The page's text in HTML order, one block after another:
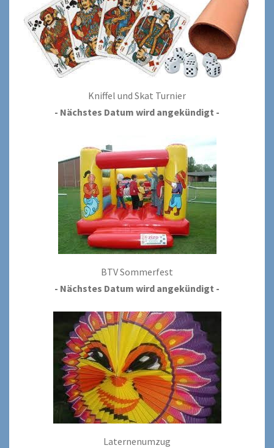
Kniffel und Skat Turnier
- Nächstes Datum wird angekündigt -
BTV Sommerfest
- Nächstes Datum wird angekündigt -
Laternenumzug